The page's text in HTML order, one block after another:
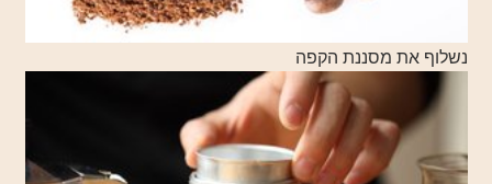
נשלוף את מסננת הקפה